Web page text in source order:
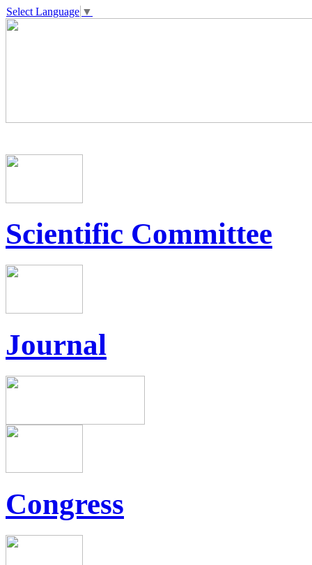
Select Language ▼
Scientific Committee
Journal
Congress